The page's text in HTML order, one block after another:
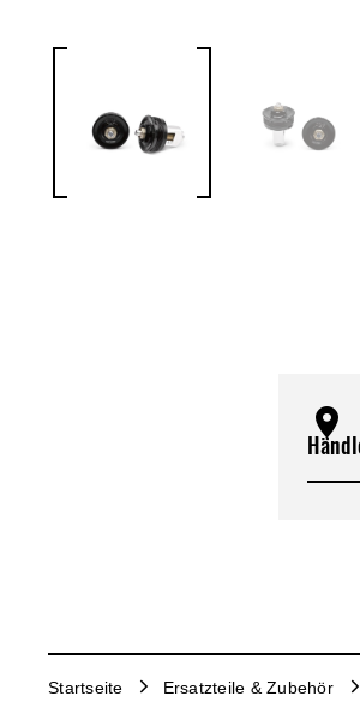
Startseite Ersatzteile & Zubehör